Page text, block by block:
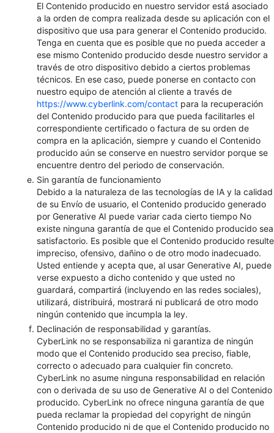
El Contenido producido en nuestro servidor está asociado
a la orden de compra realizada desde su aplicación con el
dispositivo que usa para generar el Contenido producido.
Tenga en cuenta que es posible que no pueda acceder a
ese mismo Contenido producido desde nuestro servidor a
través de otro dispositivo debido a ciertos problemas
técnicos. En ese caso, puede ponerse en contacto con
nuestro equipo de atención al cliente a través de
https://www.cyberlink.com/contact para la recuperación
del Contenido producido para que pueda facilitarles el
correspondiente certificado o factura de su orden de
compra en la aplicación, siempre y cuando el Contenido
producido aún se conserve en nuestro servidor porque se
encuentre dentro del periodo de conservación.
Sin garantía de funcionamiento
Debido a la naturaleza de las tecnologías de IA y la calidad
de su Envío de usuario, el Contenido producido generado
por Generative AI puede variar cada cierto tiempo No
existe ninguna garantía de que el Contenido producido sea
satisfactorio. Es posible que el Contenido producido resulte
impreciso, ofensivo, dañino o de otro modo inadecuado.
Usted entiende y acepta que, al usar Generative AI, puede
verse expuesto a dicho contenido y que usted no
guardará, compartirá (incluyendo en las redes sociales),
utilizará, distribuirá, mostrará ni publicará de otro modo
ningún contenido que incumpla la ley.
Declinación de responsabilidad y garantías.
CyberLink no se responsabiliza ni garantiza de ningún
modo que el Contenido producido sea preciso, fiable,
correcto o adecuado para cualquier fin concreto.
CyberLink no asume ninguna responsabilidad en relación
con o derivada de su uso de Generative AI o del Contenido
producido. CyberLink no ofrece ninguna garantía de que
pueda reclamar la propiedad del copyright de ningún
Contenido producido ni de que el Contenido producido no